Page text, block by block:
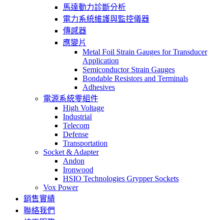
馬達動力診斷分析
電力系統維護與監控儀器
傳感器
應變片
Metal Foil Strain Gauges for Transducer
Application
Semiconductor Strain Gauges
Bondable Resistors and Terminals
Adhesives
電源系統零組件
High Voltage
Industrial
Telecom
Defense
Transportation
Socket & Adapter
Andon
Ironwood
HSIO Technologies Grypper Sockets
Vox Power
銷售實績
聯絡我們